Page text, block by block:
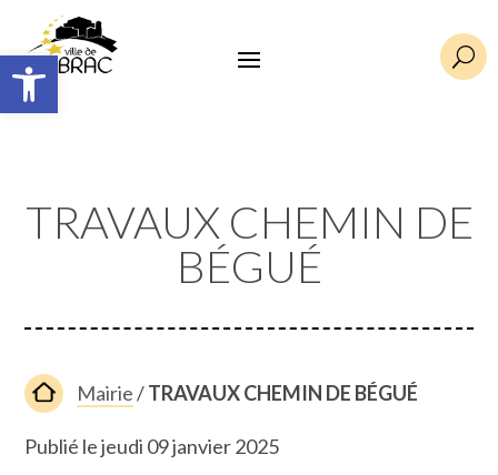
Ouvrir la barre d’outils U
TRAVAUX CHEMIN DE
BÉGUÉ
Mairie/TRAVAUX CHEMIN DE BÉGUÉ
Publié le jeudi 09 janvier 2025